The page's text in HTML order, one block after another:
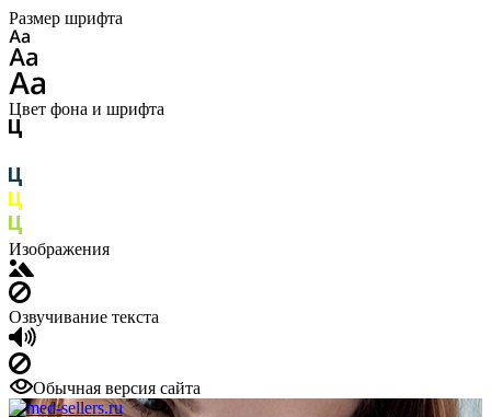
Размер шрифта
Цвет фона и шрифта
Изображения
Озвучивание текста
Обычная версия сайта